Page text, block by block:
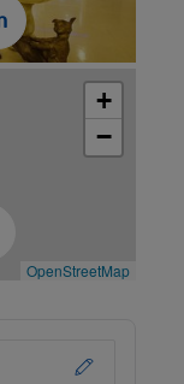
+
−
OpenStreetMap